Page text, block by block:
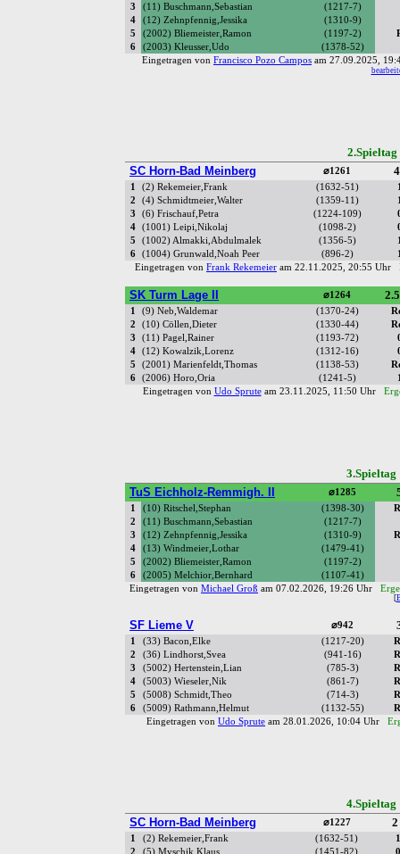
3
(11) Buschmann,Sebastian
(1217-7)
4
(12) Zehnpfennig,Jessika
(1310-9)
5
(2002) Bliemeister,Ramon (1197-2)
6
(2003) Kleusser,Udo
(1378-52)
Eingetragen von Francisco Pozo Campos am 27.09.2025,
SC Horn-Bad Meinberg
⌀1261
1 (2) Rekemeier,Frank (1632-51)
2
(4) Schmidtmeier,Walter (1359-11)
3
(6) Frischauf,Petra (1224-109)
4
(1001) Leipi,Nikolaj (1098-2)
5
(1002) Almakki,Abdulmalek (1356-5)
6
(1004) Grunwald,Noah Peer (896-2)
Eingetragen von Frank Rekemeier am 22.11.2025, 20:55 Uhr
SK Turm Lage II ⌀1264
1 (9) Neb,Waldemar (1370-24)
2
(10) Cöllen,Dieter (1330-44)
3
(11) Pagel,Rainer (1193-72)
4
(12) Kowalzik,Lorenz (1312-16)
5
(2001) Marienfeldt,Thomas (1138-53)
6
(2006) Horo,Oria (1241-5)
Eingetragen von Udo Spruteam 23.11.2025, 11:50 Uhr
TuS Eichholz-Remmigh. II
⌀1285
1 (10) Ritschel,Stephan (1398-30)
2
(11) Buschmann,Sebastian (1217-7)
3
(12) Zehnpfennig,Jessika (1310-9)
4
(13) Windmeier,Lothar (1479-41)
5
(2002) Bliemeister,Ramon (1197-2)
6
(2005) Melchior,Bernhard
(1107-41)
Eingetragen von Michael Groß am 07.02.2026, 19:26 Uhr
[
SF Lieme V ⌀942
1 (33) Bacon,Elke (1217-20)
2
(36) Lindhorst,Svea (941-16)
3
(5002) Hertenstein,Lian (785-3)
4
(5003) Wieseler,Nik (861-7)
5
(5008) Schmidt,Theo (714-3)
6
(5009) Rathmann,Helmut (1132-55)
Eingetragen von Udo Sprute am 28.01.2026, 10:04 Uhr
SC Horn-Bad Meinberg
⌀1227
1 (2) Rekemeier,Frank (1632-51)